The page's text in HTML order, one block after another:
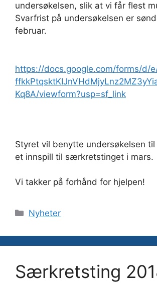
undersøkelsen, slik at vi får flest
Svarfrist på undersøkelsen er
februar.
https://docs.google.com/forms/d/e/
Kq8A/viewform?usp=sf_link
Styret vil benytte undersøkelsen
et innspill til særkretstinget i mars.
Vi takker på forhånd for hjelpen!
Kategorier
Nyheter
Særkretsting